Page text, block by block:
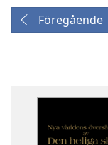
Föregående